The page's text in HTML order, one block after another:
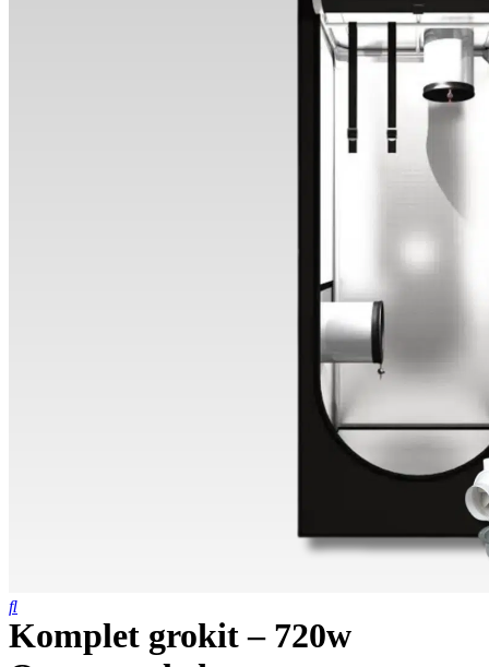
Komplet grokit – 720w